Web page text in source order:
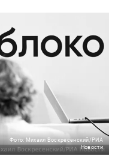
Фото: Михаил Воскресенский/РИА
Новости